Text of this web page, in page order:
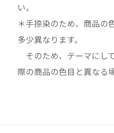
い。
＊手捺染のため、商品の
多少異なります。
そのため、テーマにし
際の商品の色目と異なる